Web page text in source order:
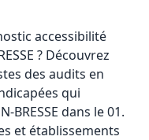
accessibilité
? Découvrez
des audits en
qui
BRESSE dans le 01.
et établissements